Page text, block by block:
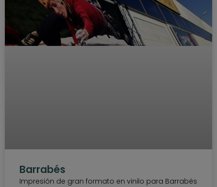
Barrabés
Impresión de gran formato en vinilo para Barrabés